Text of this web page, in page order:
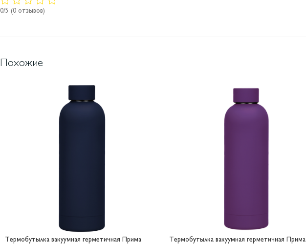
0/5 (0 отзывов)
Похожие
Термобутылка вакуумная герметичная Прима
Термобутылка вакуумная герметичная Прима